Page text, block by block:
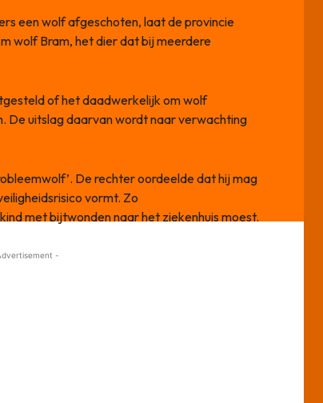
een wolf afgeschoten, laat de provincie
wolf Bram, het dier dat bij meerdere
of het daadwerkelijk om wolf
De uitslag daarvan wordt naar verwachting
De rechter oordeelde dat hij mag
vormt. Zo
met bijtwonden naar het ziekenhuis moest.
-